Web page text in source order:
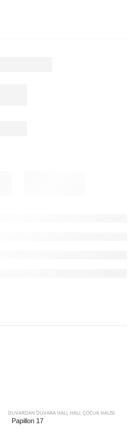
DUVARDAN DUVARA HALI, HALI, ÇOCUK HALISI
Papillon 17